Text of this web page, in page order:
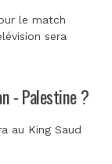
le match
sera
- Palestine ?
au King Saud